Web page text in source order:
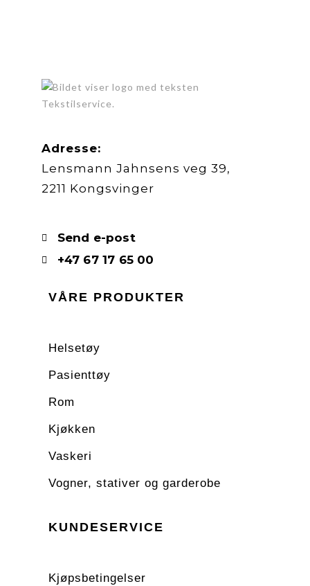
Adresse:
Lensmann Jahnsens veg 39,
2211 Kongsvinger
Send e-post
+47 67 17 65 00
VÅRE PRODUKTER
Helsetøy
Pasienttøy
Rom
Kjøkken
Vaskeri
Vogner, stativer og garderobe
KUNDESERVICE
Kjøpsbetingelser